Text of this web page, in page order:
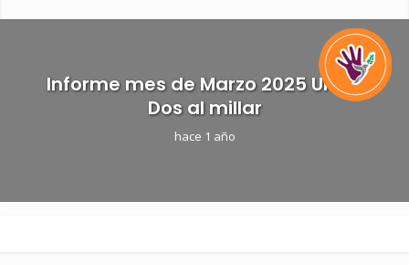
Informe mes de Marzo 2025 Uno y
Dos al millar
hace 1 año